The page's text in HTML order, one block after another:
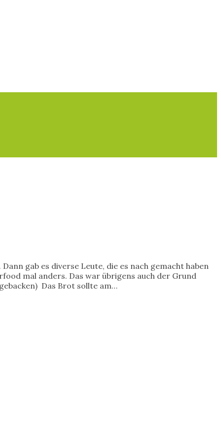
gab es diverse Leute, die es nach gemacht haben
mal anders. Das war übrigens auch der Grund
Das Brot sollte am…